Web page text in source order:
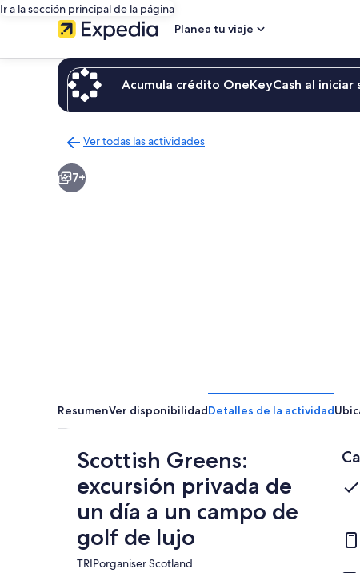
Ir a la sección principal de la página
Planea tu viaje
Acumula crédito OneKeyCash al
Ver todas las actividades
a
la
7+
ResumenVer disponibilidadDetalles de la actividad
Scottish Greens:
excursión privada de
un día a un campo de
golf de lujo
TRIPorganiser Scotland​